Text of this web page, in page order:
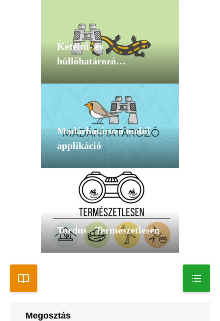
Kétéltű- és
hüllőhatározó
Madárhatározó mobil
applikáció
Turdus - Természetlesen
Megosztás